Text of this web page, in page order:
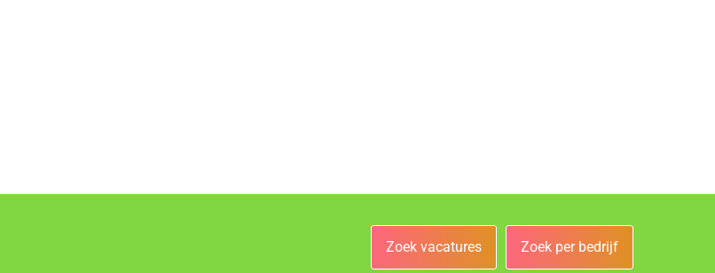
Zoek vacatures Zoek per bedrijf